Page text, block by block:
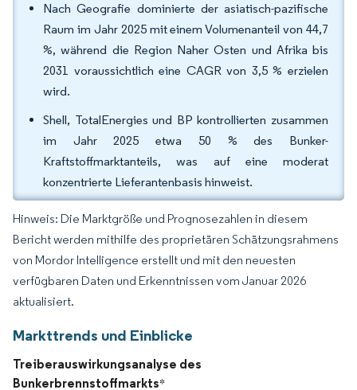
Nach Geografie dominierte der asiatisch-pazifische
Raum im Jahr 2025 mit einem Volumenanteil von 44,7
%, während die Region Naher Osten und Afrika bis
2031 voraussichtlich eine CAGR von 3,5 % erzielen
wird.
Shell, TotalEnergies und BP kontrollierten zusammen
im Jahr 2025 etwa 50 % des Bunker-
Kraftstoffmarktanteils, was auf eine moderat
konzentrierte Lieferantenbasis hinweist.
Hinweis: Die Marktgröße und Prognosezahlen in diesem
Bericht werden mithilfe des proprietären Schätzungsrahmens
von Mordor Intelligence erstellt und mit den neuesten
verfügbaren Daten und Erkenntnissen vom Januar 2026
aktualisiert.
Markttrends und Einblicke
Treiberauswirkungsanalyse des
Bunkerbrennstoffmarkts*